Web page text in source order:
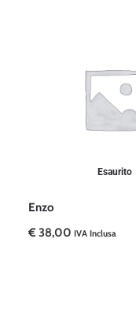
Esaurito
Enzo
€ 38,00 IVA Inclusa